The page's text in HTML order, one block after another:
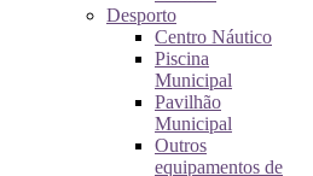
Desporto
Centro Náutico
Piscina
Municipal
Pavilhão
Municipal
Outros
equipamentos de